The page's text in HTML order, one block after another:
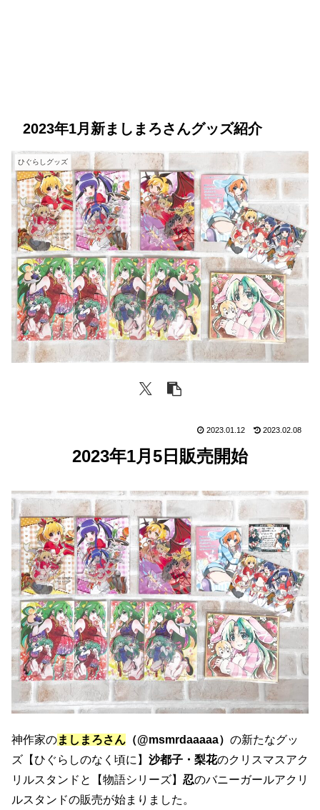
2023年1月新ましまろさんグッズ紹介
ひぐらしグッズ
2023.01.12 2023.02.08
2023年1月5日販売開始
神作家のましまろさん （@msmrdaaaaa） の新たなグッ
ズ【ひぐらしのなく頃に】 沙都子・梨花のクリスマスアク
リルスタンドと【物語シリーズ】 忍のバニーガールアクリ
ルスタンドの販売が始まりました。